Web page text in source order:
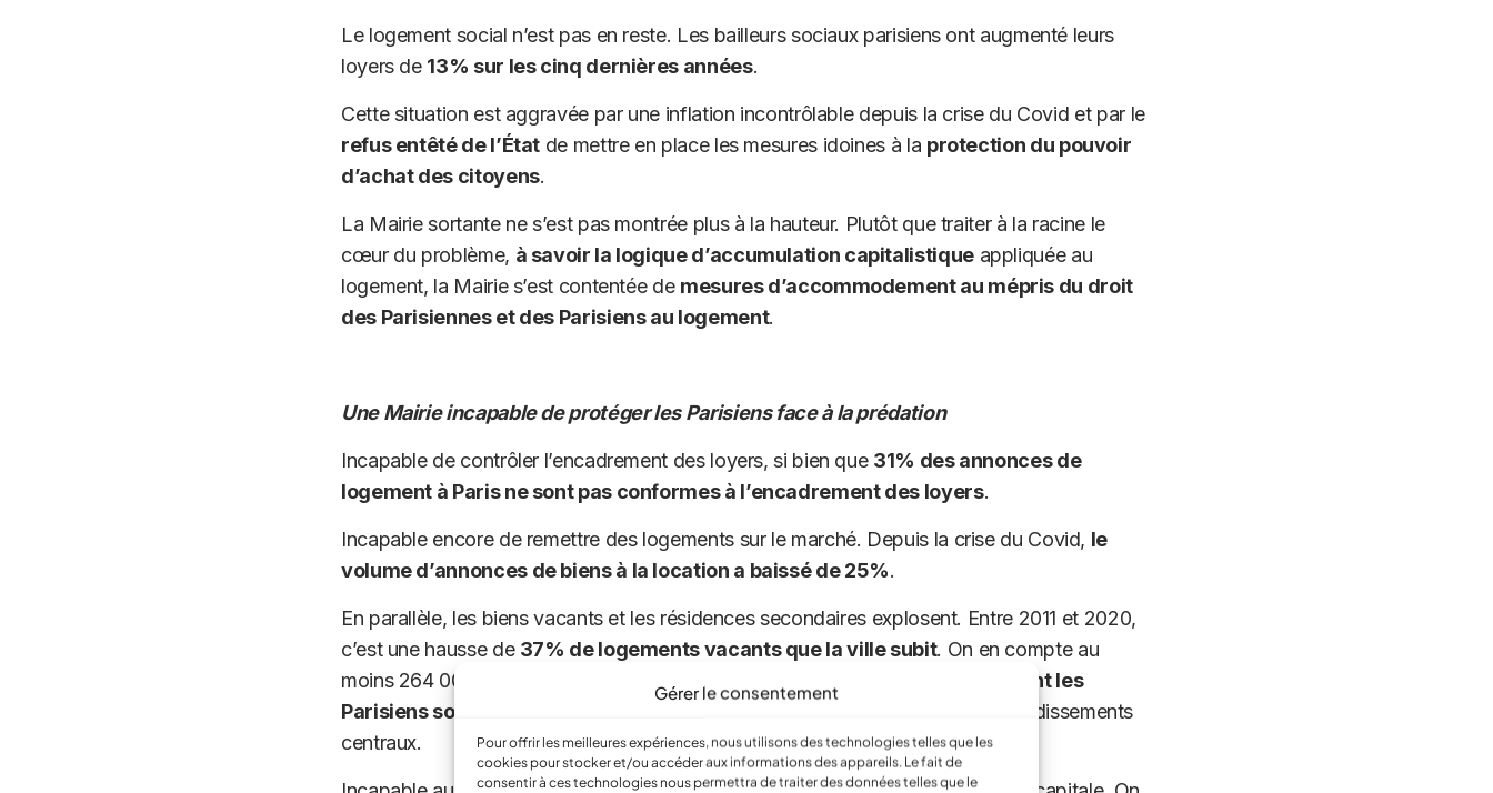
Gérer le consentement
Pour offrir les meilleures expériences, nous utilisons des technologies telles que les
cookies pour stocker et/ou accéder aux informations des appareils. Le fait de
consentir à ces technologies nous permettra de traiter des données telles que le
Le logement social n’est pas en reste. Les bailleurs sociaux parisiens ont augmenté leurs
loyers de 13% sur les cinq dernières années.
Cette situation est aggravée par une inflation incontrôlable depuis la crise du Covid et par le
refus entêté de l’État de mettre en place les mesures idoines à la protection du pouvoir
d’achat des citoyens.
La Mairie sortante ne s’est pas montrée plus à la hauteur. Plutôt que traiter à la racine le
cœur du problème, à savoir la logique d’accumulation capitalistiqueappliquée au
logement, la Mairie s’est contentée de mesures d’accommodement au mépris du droit
des Parisiennes et des Parisiens au logement.
Une Mairie incapable de protéger les Parisiens face à la prédation
Incapable de contrôler l’encadrement des loyers, si bien que 31% des annonces de
logement à Paris ne sont pas conformes à l’encadrement des loyers.
Incapable encore de remettre des logements sur le marché. Depuis la crise du Covid, le
volume d’annonces de biens à la location a baissé de 25%.
En parallèle, les biens vacants et les résidences secondaires explosent. Entre 2011 et 2020,
c’est une hausse de 37% de logements vacants que la ville subit. On en compte au
moins 264 000 dans la capitale, soit
pratiquement un logement sur cinq, dont les
Parisiens sont privés
arrondissements
centraux.